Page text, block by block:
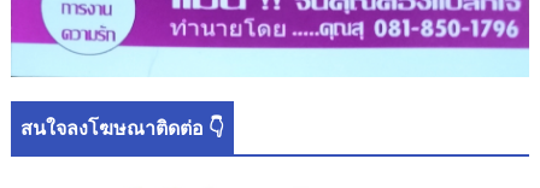
สนใจลงโฆษณาติดต่อ 👇